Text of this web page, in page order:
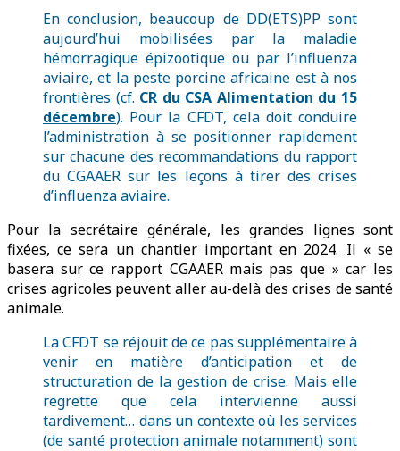
En conclusion, beaucoup de DD(ETS)PP sont
aujourd’hui mobilisées par la maladie
hémorragique épizootique ou par l’influenza
aviaire, et la peste porcine africaine est à nos
frontières (cf. CR du CSA Alimentation du 15
décembre). Pour la CFDT, cela doit conduire
l’administration à se positionner rapidement
sur chacune des recommandations du rapport
du CGAAER sur les leçons à tirer des crises
d’influenza aviaire.
Pour la secrétaire générale, les grandes lignes sont
fixées, ce sera un chantier important en 2024. Il « se
basera sur ce rapport CGAAER mais pas que » car les
crises agricoles peuvent aller au-delà des crises de santé
animale.
La CFDT se réjouit de ce pas supplémentaire à
venir en matière d’anticipation et de
structuration de la gestion de crise. Mais elle
regrette que cela intervienne aussi
tardivement… dans un contexte où les services
(de santé protection animale notamment) sont